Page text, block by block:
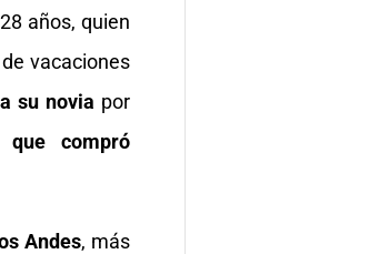
años, quien
vacaciones
su novia por
compró
Andes, más